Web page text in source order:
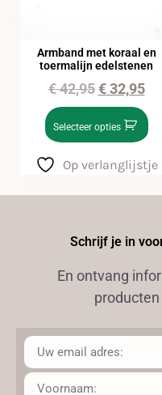
Armband met koraal en
toermalijn edelstenen
€42,95 €32,95
Selecteer opties
Op verlanglijstje
Schrijf je in
En ontvang